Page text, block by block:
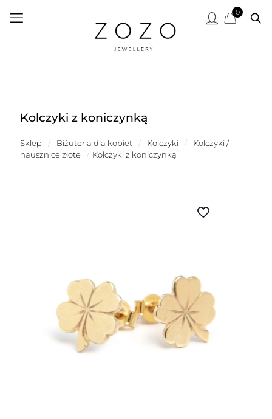
0
Kolczyki z koniczynką
Sklep / Biżuteria dla kobiet / Kolczyki /
Kolczyki /
nausznice złote
/ Kolczyki z koniczynką